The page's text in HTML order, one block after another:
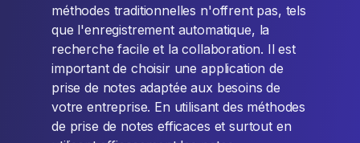
méthodes traditionnelles n'offrent pas, tels
que l'enregistrement automatique, la
recherche facile et la collaboration. Il est
important de choisir une application de
prise de notes adaptée aux besoins de
votre entreprise. En utilisant des méthodes
de prise de notes efficaces et surtout en